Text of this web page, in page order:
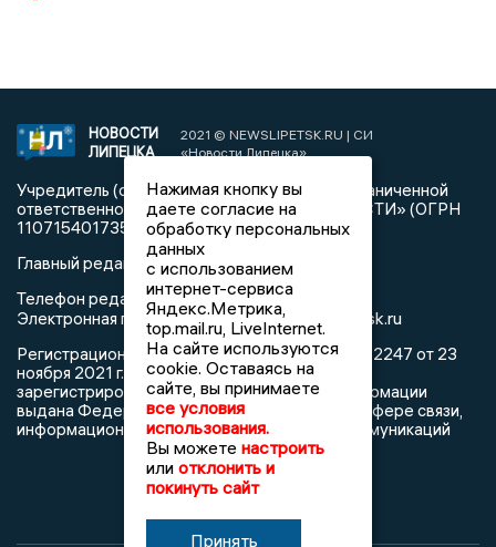
НОВОСТИ
ЛИПЕЦКА
2021 © NEWSLIPETSK.RU | СИ
«Новости Липецка»
Учредитель (соучредители): Общество с ограниченной
ответственностью «РЕГИОНАЛЬНЫЕ НОВОСТИ» (ОГРН
1107154017354)
Главный редактор: Герцог Е.Г.
Телефон редакции: +7 903 699 9427
Электронная почта редакции:info@newslipetsk.ru
Регистрационный номер: серия Эл № ФС77-82247 от 23
ноября 2021 г. согласно выписке из реестра
зарегистрированных средств массовой информации
выдана Федеральной службой по надзору в сфере связи,
информационных технологий и массовых коммуникаций
Нажимая кнопку вы
даете согласие на
обработку персональных
данных
с использованием
интернет-сервиса
Яндекс.Метрика,
top.mail.ru, LiveInternet.
На сайте используются
cookie. Оставаясь на
сайте, вы принимаете
все условия
использования.
Вы можете настроить
или отклонить и
покинуть сайт
Принять